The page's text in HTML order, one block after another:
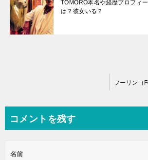
TOMORO本名や経歴プロフィ
は？彼女いる？
ビ
コメントを残す
名前